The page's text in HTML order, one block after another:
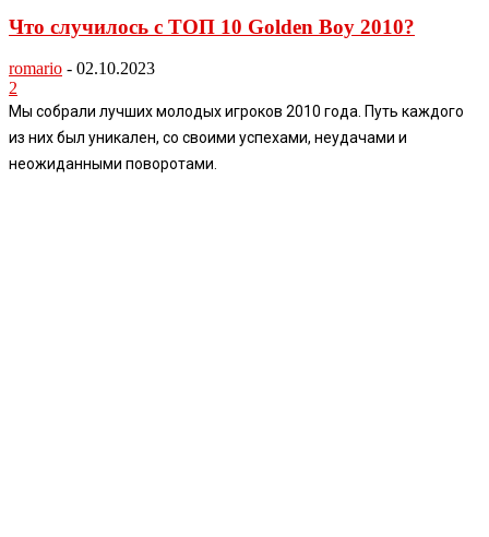
Что случилось с ТОП 10 Golden Boy 2010?
romario - 02.10.2023
2
Мы собрали лучших молодых игроков 2010 года. Путь каждого
из них был уникален, со своими успехами, неудачами и
неожиданными поворотами.